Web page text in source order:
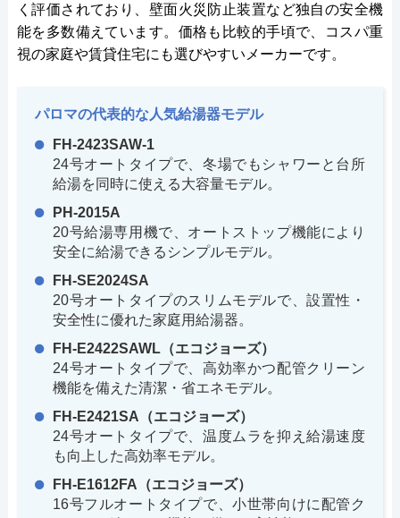
く評価されており、壁面火災防止装置など独自の安全機
能を多数備えています。価格も比較的手頃で、コスパ重
視の家庭や賃貸住宅にも選びやすいメーカーです。
パロマの代表的な人気給湯器モデル
FH-2423SAW-1
24号オートタイプで、冬場でもシャワーと台所
給湯を同時に使える大容量モデル。
PH-2015A
20号給湯専用機で、オートストップ機能により
安全に給湯できるシンプルモデル。
FH-SE2024SA
20号オートタイプのスリムモデルで、設置性・
安全性に優れた家庭用給湯器。
FH-E2422SAWL（エコジョーズ）
24号オートタイプで、高効率かつ配管クリーン
機能を備えた清潔・省エネモデル。
FH-E2421SA（エコジョーズ）
24号オートタイプで、温度ムラを抑え給湯速度
も向上した高効率モデル。
FH-E1612FA（エコジョーズ）
16号フルオートタイプで、小世帯向けに配管ク